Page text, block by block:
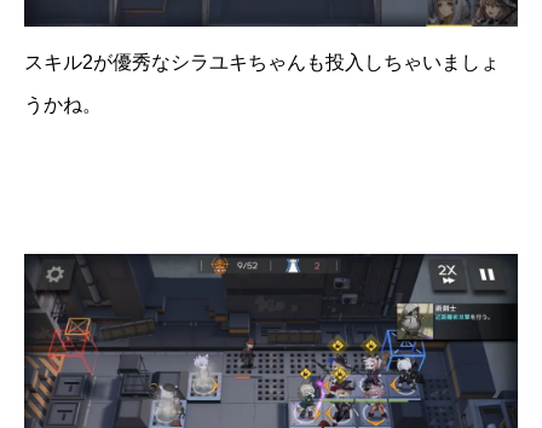
スキル2が優秀なシラユキちゃんも投入しちゃいましょ
うかね。